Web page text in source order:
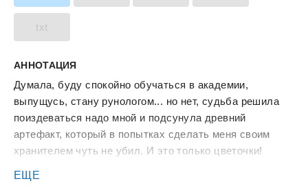
txt
АННОТАЦИЯ
Думала, буду спокойно обучаться в академии,
выпущусь, стану рунологом... но нет, судьба решила
поиздеваться надо мной и подсунула древний
артефакт, который в попытках сделать меня своим
хранителем чуть не убил. И это только цветочки!
еще и сделала его моей истинной парой. С чем мы с
ЕЩЕ